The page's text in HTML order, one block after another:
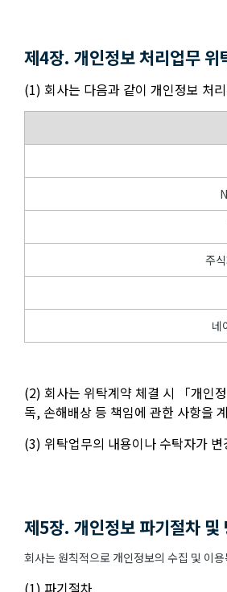
제4장. 개인정보 처리업무 위
(1) 회사는 다음과 같이 개인정보 처
주
네
(2) 회사는 위탁계약 체결 시 「개인
독, 손해배상 등 책임에 관한 사항을
(3) 위탁업무의 내용이나 수탁자가
제5장. 개인정보 파기절차 및
회사는 원칙적으로 개인정보의 수집 및 이
(1) 파기절차